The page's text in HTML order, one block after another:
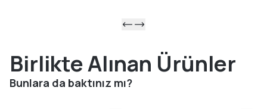
Birlikte Alınan Ürünler
Bunlara da baktınız mı?